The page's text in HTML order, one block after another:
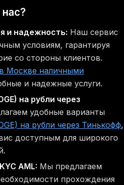
и надежность: Наш сервис
условиям, гарантируя
со стороны клиентов.
Москве наличными
и надежные услуги.
на рубли через
удобные варианты
на рубли через Тинькофф,
доступным для широкого
AML: Мы предлагаем
прохождения